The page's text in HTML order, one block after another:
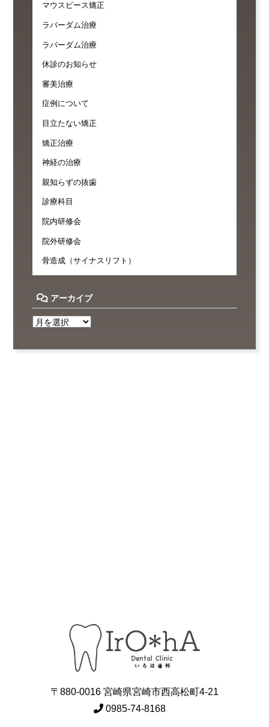
マウスピース矯正
ラバーダム治療
ラバーダム治療
休診のお知らせ
審美治療
症例について
目立たない矯正
矯正治療
神経の治療
親知らずの抜歯
診療科目
院内研修会
院外研修会
骨造成（サイナスリフト）
アーカイブ
〒880-0016 宮崎県宮崎市西高松町4-21
0985-74-8168